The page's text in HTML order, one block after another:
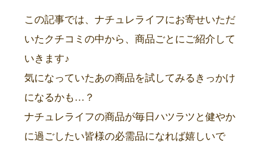
この記事では、ナチュレライフにお寄せいただ
いたクチコミの中から、商品ごとにご紹介して
いきます♪
気になっていたあの商品を試してみるきっかけ
になるかも…？
ナチュレライフの商品が毎日ハツラツと健やか
に過ごしたい皆様の必需品になれば嬉しいで